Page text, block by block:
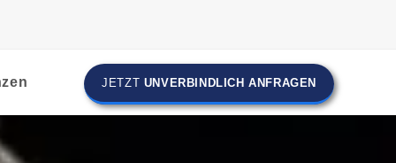
JETZT UNVERBINDLICH ANFRAGEN